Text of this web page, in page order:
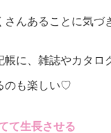
んあることに気づ
帳に、雑誌やカタロ
のも楽しい♡
て生長させる